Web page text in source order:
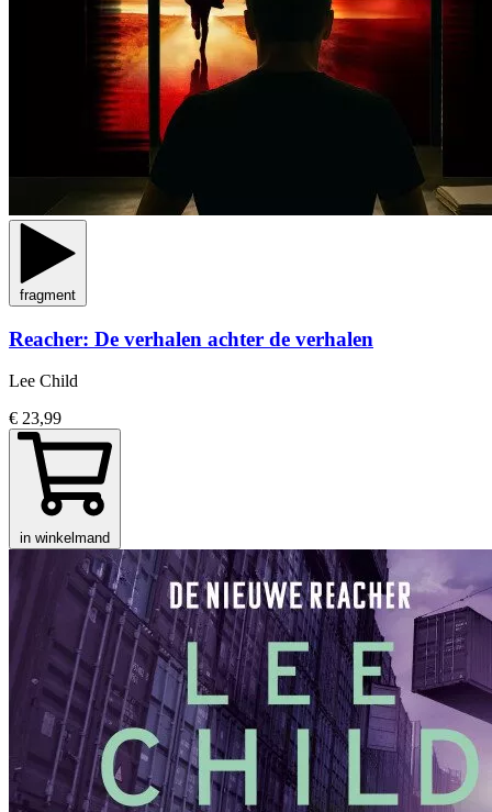
fragment
Reacher: De verhalen achter de verhalen
Lee Child
€ 23,99
in winkelmand